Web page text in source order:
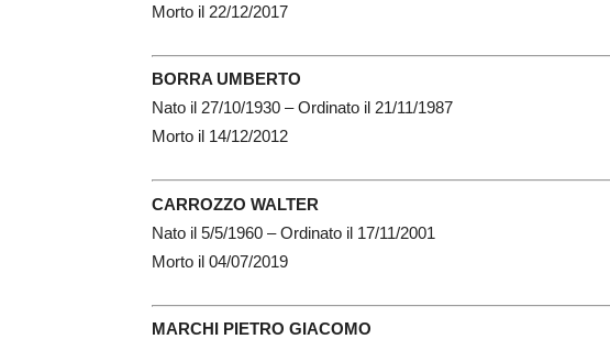
Morto il 22/12/2017
BORRA UMBERTO
Nato il 27/10/1930 – Ordinato il 21/11/1987
Morto il 14/12/2012
CARROZZO WALTER
Nato il 5/5/1960 – Ordinato il 17/11/2001
Morto il 04/07/2019
MARCHI PIETRO GIACOMO